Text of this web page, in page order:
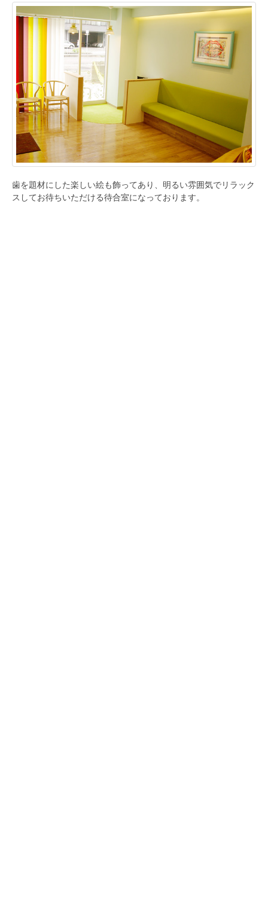
歯を題材にした楽しい絵も飾ってあり、明るい雰囲気でリラック
スしてお待ちいただける待合室になっております。